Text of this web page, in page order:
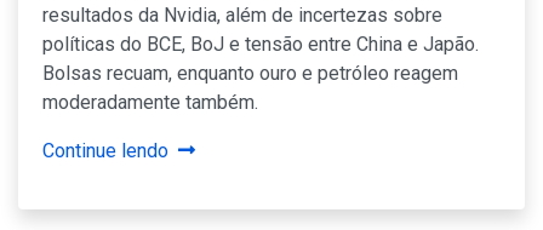
resultados da Nvidia, além de incertezas sobre
políticas do BCE, BoJ e tensão entre China e Japão.
Bolsas recuam, enquanto ouro e petróleo reagem
moderadamente também.
Continue lendo